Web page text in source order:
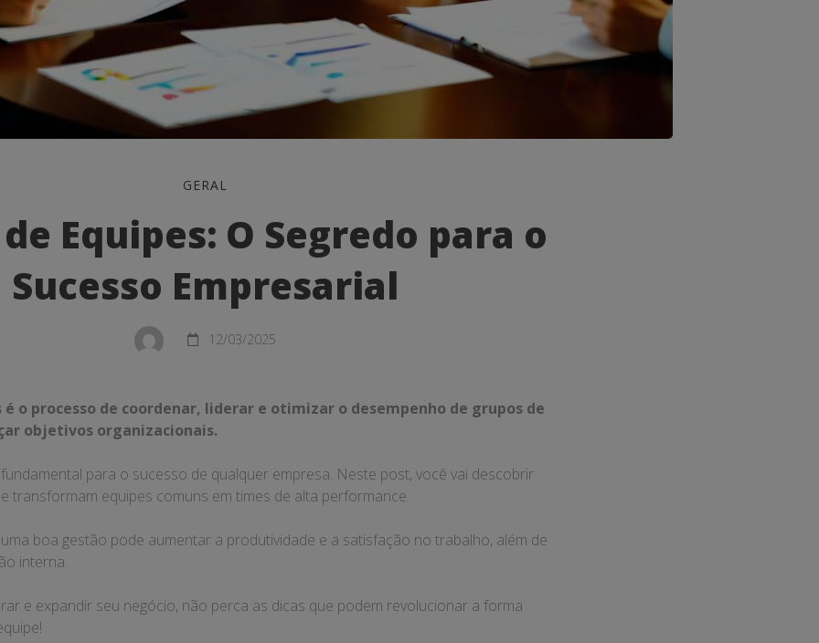
GERAL
Equipes: O Segredo para o
Sucesso Empresarial
12/03/2025
o processo de coordenar, liderar e otimizar o desempenho de grupos de
objetivos organizacionais.
para o sucesso de qualquer empresa. Neste post, você vai descobrir
transformam equipes comuns em times de alta performance.
boa gestão pode aumentar a produtividade e a satisfação no trabalho, além de
interna.
e expandir seu negócio, não perca as dicas que podem revolucionar a forma